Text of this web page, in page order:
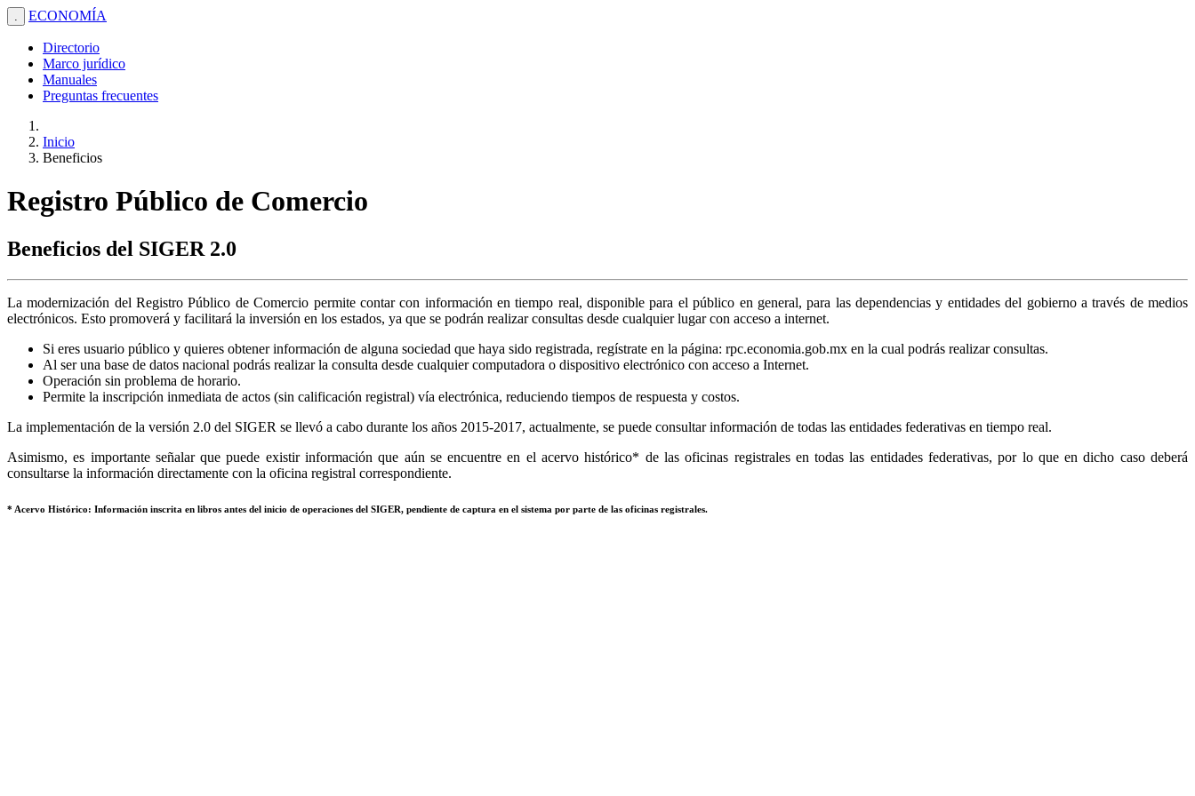
. ECONOMÍA
Directorio
Marco jurídico
Manuales
Preguntas frecuentes
Inicio
Beneficios
Registro Público de Comercio
Beneficios del SIGER 2.0
La modernización del Registro Público de Comercio permite contar con información en tiempo real, disponible para el público en general, para las dependencias y entidades del gobierno a través de medios
electrónicos. Esto promoverá y facilitará la inversión en los estados, ya que se podrán realizar consultas desde cualquier lugar con acceso a internet.
Si eres usuario público y quieres obtener información de alguna sociedad que haya sido registrada, regístrate en la página: rpc.economia.gob.mx en la cual podrás realizar consultas.
Al ser una base de datos nacional podrás realizar la consulta desde cualquier computadora o dispositivo electrónico con acceso a Internet.
Operación sin problema de horario.
Permite la inscripción inmediata de actos (sin calificación registral) vía electrónica, reduciendo tiempos de respuesta y costos.
La implementación de la versión 2.0 del SIGER se llevó a cabo durante los años 2015-2017, actualmente, se puede consultar información de todas las entidades federativas en tiempo real.
Asimismo, es importante señalar que puede existir información que aún se encuentre en el acervo histórico* de las oficinas registrales en todas las entidades federativas, por lo que en dicho caso deberá
consultarse la información directamente con la oficina registral correspondiente.
* Acervo Histórico: Información inscrita en libros antes del inicio de operaciones del SIGER, pendiente de captura en el sistema por parte de las oficinas registrales.